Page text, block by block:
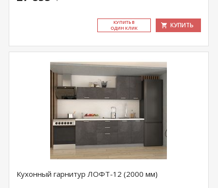
КУ­ПИТЬ В
ОДИН КЛИК
КУПИТЬ
Кухонный гарнитур ЛОФТ-12 (2000 мм)